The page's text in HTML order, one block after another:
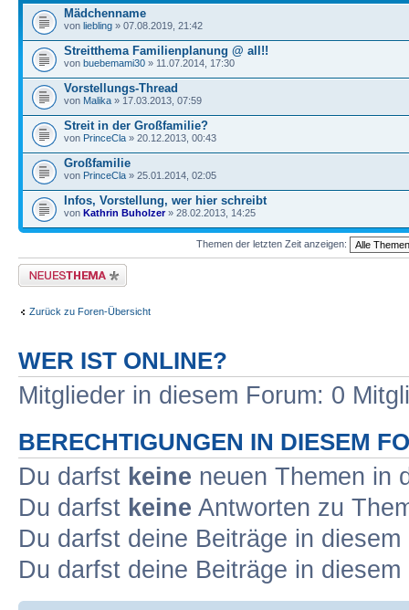
Mädchenname
von liebling » 07.08.2019, 21:42
Streitthema Familienplanung @ all!!
von buebemami30 » 11.07.2014, 17:30
Vorstellungs-Thread
von Malika » 17.03.2013, 07:59
Streit in der Großfamilie?
von PrinceCla » 20.12.2013, 00:43
Großfamilie
von PrinceCla » 25.01.2014, 02:05
Infos, Vorstellung, wer hier schreibt
von Kathrin Buholzer» 28.02.2013, 14:25
Themen der letzten Zeit anzeigen:
Neues Thema erstellen
Zurück zu Foren-Übersicht
WER IST ONLINE?
Mitglieder in diesem Forum: 0
BERECHTIGUNGEN IN DIESEM
Du darfst keine neuen Themen in
Du darfst keine Antworten zu
Du darfst deine Beiträge in
Du darfst deine Beiträge in